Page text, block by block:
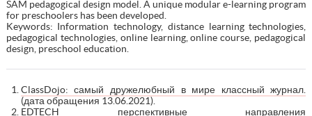
SAM pedagogical design model. A unique modular e-learning program
for preschoolers has been developed.
Keywords: Information technology, distance learning technologies,
pedagogical technologies, online learning, online course, pedagogical
design, preschool education.
ClassDojo: самый дружелюбный в мире классный журнал.
(дата обращения 13.06.2021).
EDTECH перспективные направления